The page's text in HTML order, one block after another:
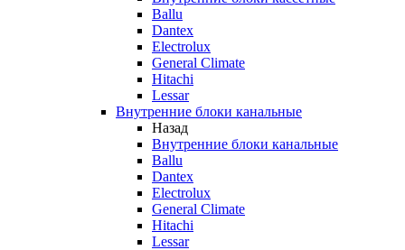
Ballu
Dantex
Electrolux
General Climate
Hitachi
Lessar
Внутренние блоки канальные
Назад
Внутренние блоки канальные
Ballu
Dantex
Electrolux
General Climate
Hitachi
Lessar